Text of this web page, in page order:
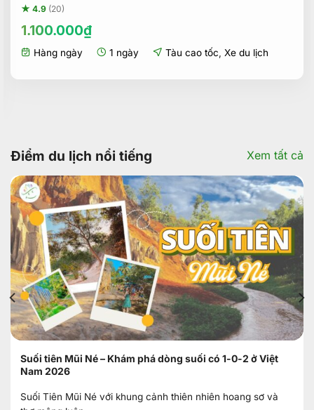
★ 4.9 (20)
1.100.000₫
Hàng ngày 1 ngày Tàu cao tốc Xe du lịch
Điểm du lịch nổi tiếng Xem tất cả
Suối tiên Mũi Né – Khám phá dòng suối có 1-0-2 ở Việt
Nam 2026
Suối Tiên Mũi Né với khung cảnh thiên nhiên hoang sơ và